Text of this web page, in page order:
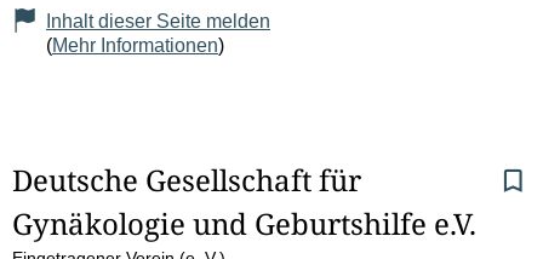
Inhalt dieser Seite melden
(Mehr Informationen)
S
e
Deutsche Gesellschaft für
Gynäkologie und Geburtshilfe e.V.